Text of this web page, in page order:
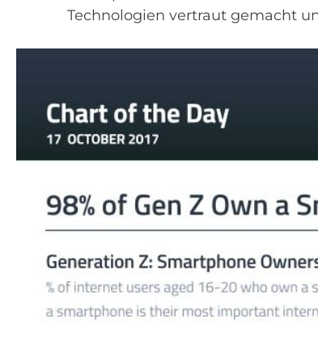
Technologien vertraut gemacht